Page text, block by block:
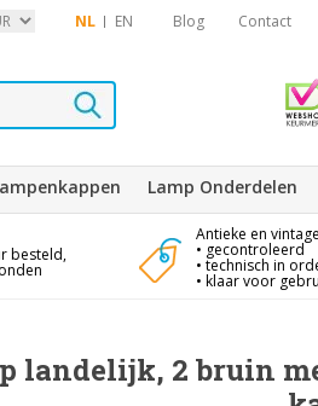
NL EN Blog Contact
Lamp Onderdelen
besteld,
Antieke en
• gecontroleerd
• technisch in
• klaar voor
landelijk, 2 bruin